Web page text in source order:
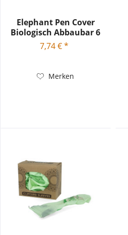
Elephant Pen Cover
Biologisch Abbaubar 6
cm x...
7,74 € *
Merken